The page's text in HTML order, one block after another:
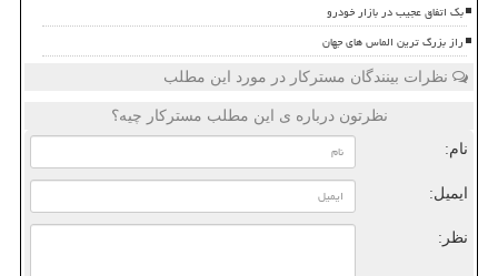
بک اتفاق عجیب در بازار خودرو
راز بزرگ ترین الماس های جهان
نظرات بینندگان مسترکار در مورد این مطلب
نظرتون درباره ی این مطلب مسترکار چیه؟
نام:
ایمیل:
نظر: